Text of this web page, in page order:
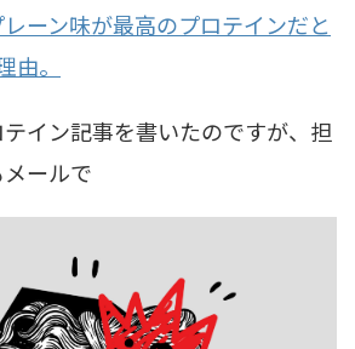
ーン味が最高のプロテインだと
由。
イン記事を書いたのですが、担
ールで